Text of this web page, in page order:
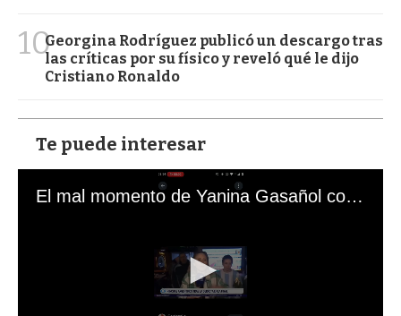
10Georgina Rodríguez publicó un descargo tras
las críticas por su físico y reveló qué le dijo
Cristiano Ronaldo
Te puede interesar
El mal momento de Yanina Gasañol con un hincha argentino en "Subrayado"